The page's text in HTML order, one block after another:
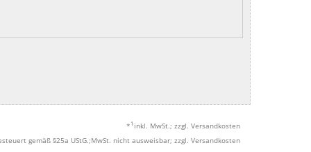
* 1 inkl. MwSt.; zzgl. Versandkosten
gemäß §25a UStG.;MwSt. nicht ausweisbar; zzgl. Versandkosten